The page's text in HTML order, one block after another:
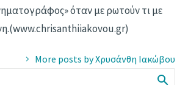
όταν με ρωτούν τι με
More posts by Χρυσάνθη Ιακώβου